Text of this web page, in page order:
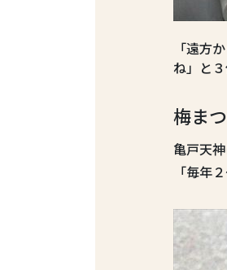
「遠方
ね」と
梅ま
亀戸天
「毎年